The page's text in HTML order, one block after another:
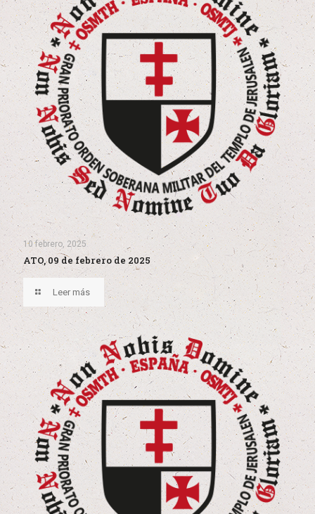
10 febrero, 2025
ATO, 09 de febrero de 2025
Leer más